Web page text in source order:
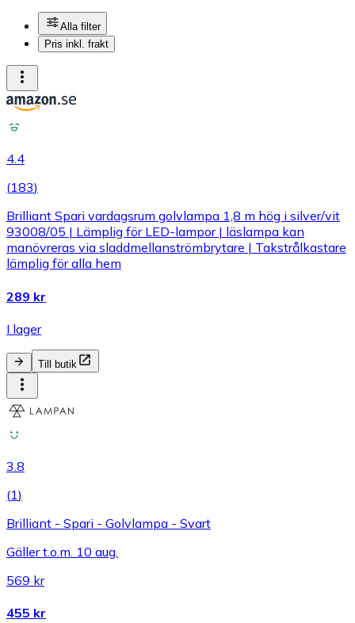
Alla filter
Pris inkl. frakt
4.4
(183)
Brilliant Spari vardagsrum golvlampa 1,8 m hög i silver/vit
93008/05 | Lämplig för LED-lampor | läslampa kan
manövreras via sladdmellanströmbrytare | Takstrålkastare
lämplig för alla hem
289 kr
I lager
Till butik
3.8
(1)
Brilliant - Spari - Golvlampa - Svart
Gäller t.o.m. 10 aug.
569 kr
455 kr